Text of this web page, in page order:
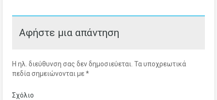
Αφήστε μια απάντηση
Η ηλ. διεύθυνση σας δεν δημοσιεύεται. Τα υποχρεωτικά
πεδία σημειώνονται με*
Σχόλιο